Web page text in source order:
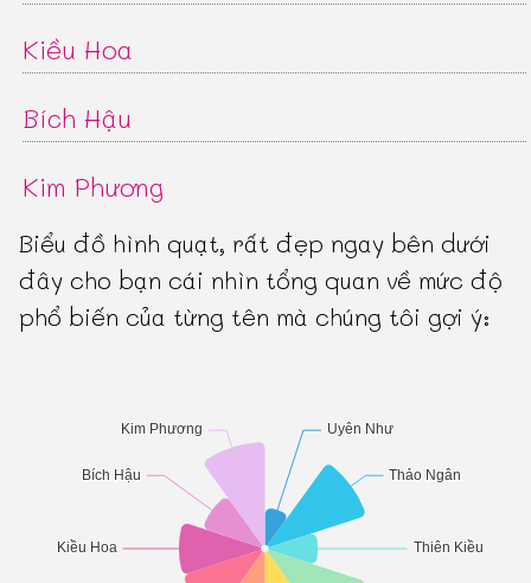
Kiều Hoa
Bích Hậu
Kim Phương
Biểu đồ hình quạt, rất đẹp ngay bên dưới
đây cho bạn cái nhìn tổng quan về mức độ
phổ biến của từng tên mà chúng tôi gợi ý: